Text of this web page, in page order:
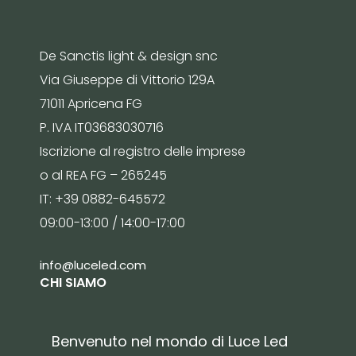
De Sanctis light & design snc
Via Giuseppe di Vittorio 129A
71011 Apricena FG
P. IVA IT03683030716
Iscrizione al registro delle imprese
o al REA FG – 265245
IT: +39 0882-645572
09:00-13:00 / 14:00-17:00
info@luceled.com
CHI SIAMO
Benvenuto nel mondo di Luce Led